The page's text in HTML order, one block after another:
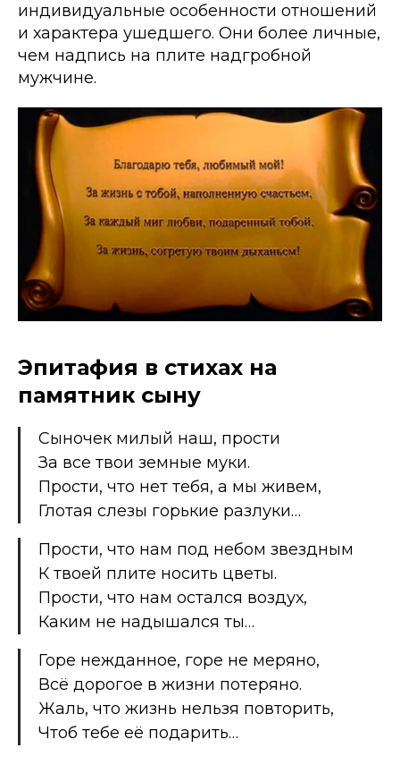
индивидуальные особенности отношений
и характера ушедшего. Они более личные,
чем надпись на плите надгробной
мужчине.
Эпитафия в стихах на
памятник сыну
Сыночек милый наш, прости
За все твои земные муки.
Прости, что нет тебя, а мы живем,
Глотая слезы горькие разлуки…
Прости, что нам под небом звездным
К твоей плите носить цветы.
Прости, что нам остался воздух,
Каким не надышался ты…
Горе нежданное, горе не меряно,
Всё дорогое в жизни потеряно.
Жаль, что жизнь нельзя повторить,
Чтоб тебе её подарить…